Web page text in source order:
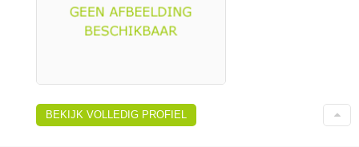
BEKIJK VOLLEDIG PROFIEL